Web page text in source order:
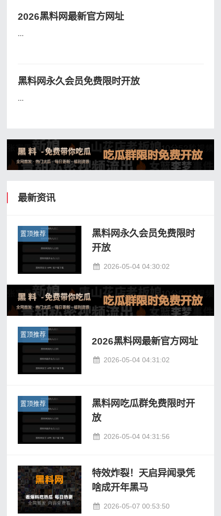
2026黑料网最新官方网址
...
黑料网永久会员免费限时开放
...
最新资讯
置顶推荐
黑料网永久会员免费限时
开放
2026-05-04 04:30:02
置顶推荐
2026黑料网最新官方网址
2026-05-04 04:31:02
置顶推荐
黑料网吃瓜群免费限时开
放
2026-05-04 04:31:56
特效炸裂！天启异闻录凭
啥成开年黑马
2026-05-07 00:53:50